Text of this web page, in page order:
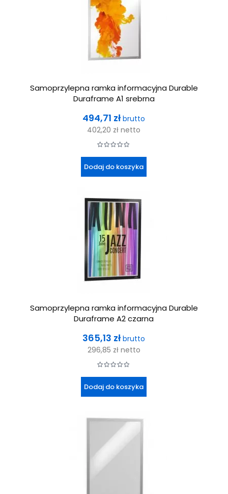
Samoprzylepna ramka informacyjna Durable
Duraframe A1 srebrna
Cena
494,71 zł brutto
402,20 zł netto
Dodaj do koszyka
Samoprzylepna ramka informacyjna Durable
Duraframe A2 czarna
Cena
365,13 zł brutto
296,85 zł netto
Dodaj do koszyka